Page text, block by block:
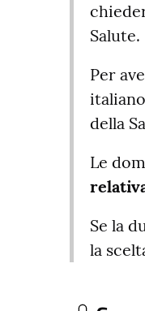
Salute.
Per
della
Le
Se la
la